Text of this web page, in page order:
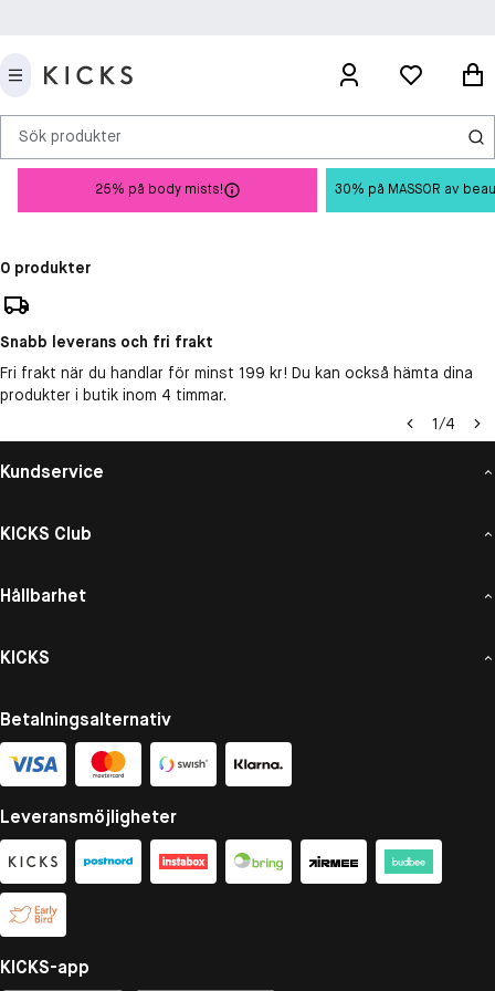
Sök produkter
25% på body mists! 30% på MASSOR av
0 produkter
Snabb leverans och fri frakt
Fri frakt när du handlar för minst 199 kr! Du kan också hämta dina
produkter i butik inom 4 timmar.
1/4
Kundservice
KICKS Club
Hållbarhet
KICKS
Betalningsalternativ
Leveransmöjligheter
KICKS-app